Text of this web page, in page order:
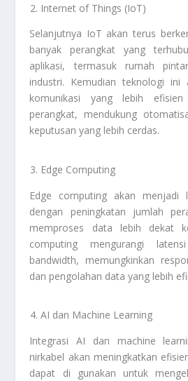
Internet of Things (IoT)
Selanjutnya IoT akan terus
banyak perangkat yang
aplikasi, termasuk rumah
industri. Kemudian teknologi ini
komunikasi yang lebih
perangkat, mendukung
keputusan yang lebih cerdas.
Edge Computing
Edge computing akan menjadi
dengan peningkatan jumlah
memproses data lebih dekat
computing mengurangi
bandwidth, memungkinkan
dan pengolahan data yang lebih
AI dan Machine Learning
Integrasi AI dan machine
nirkabel akan meningkatkan
dapat di gunakan untuk